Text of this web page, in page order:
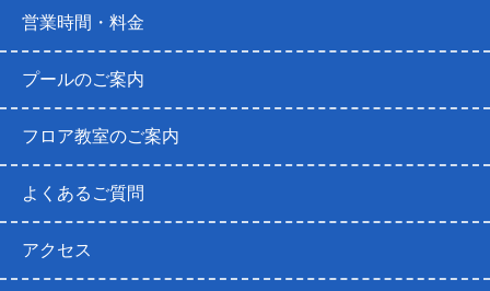
営業時間・料金
プールのご案内
フロア教室のご案内
よくあるご質問
アクセス